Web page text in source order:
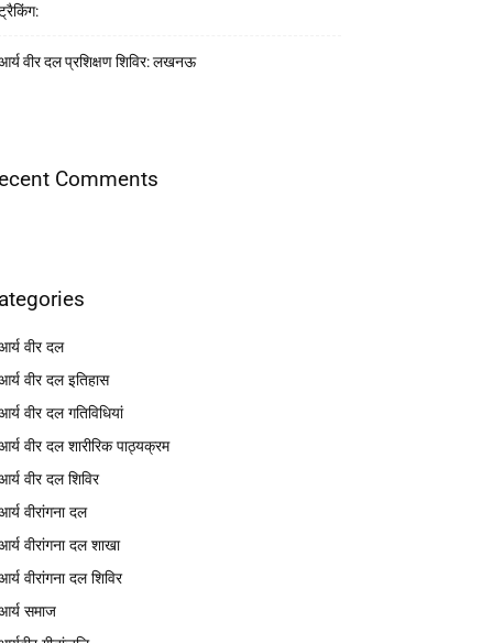
वीर दल प्रशिक्षण शिविर: लखनऊ
Comments
वीर दल
वीर दल इतिहास
वीर दल गतिविधियां
वीर दल शारीरिक पाठ्यक्रम
वीर दल शिविर
वीरांगना दल
वीरांगना दल शाखा
वीरांगना दल शिविर
समाज